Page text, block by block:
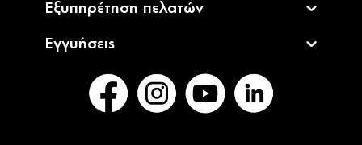
Εξυπηρέτηση πελατών
Εγγυήσεις